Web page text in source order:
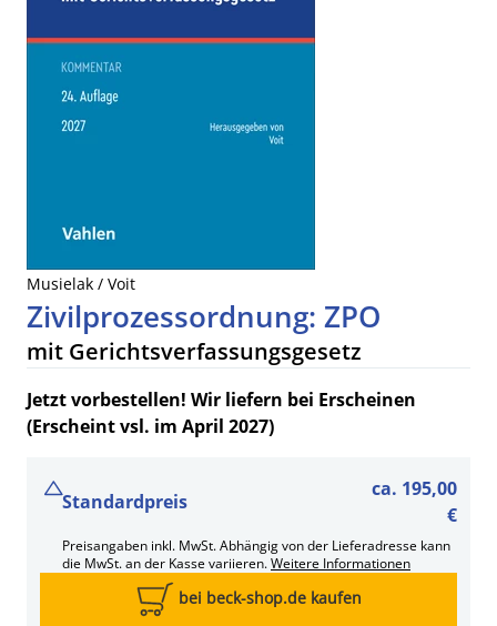
Musielak / Voit
Zivilprozessordnung: ZPO
mit Gerichtsverfassungsgesetz
Jetzt vorbestellen! Wir liefern bei Erscheinen
(Erscheint vsl. im April 2027)
Standardpreis
ca. 195,00
€
Preisangaben inkl. MwSt. Abhängig von der Lieferadresse kann
die MwSt. an der Kasse variieren.Weitere Informationen
bei beck-shop.de kaufen